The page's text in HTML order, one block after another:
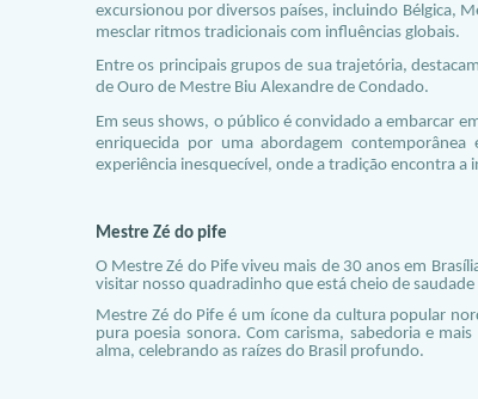
excursionou por diversos países, incluindo Bélgica,
mesclar ritmos tradicionais com influências globais.
Entre os principais grupos de sua trajetória,
de Ouro de Mestre Biu Alexandre de Condado.
Em seus shows, o público é convidado a embarcar
enriquecida por uma abordagem
experiência inesquecível, onde a tradição encontra a
Mestre Zé do pife
O Mestre Zé do Pife viveu mais de 30 anos em
visitar nosso quadradinho que está cheio de
Mestre Zé do Pife é um ícone da cultura popular
pura poesia sonora. Com carisma, sabedoria e
alma, celebrando as raízes do Brasil profundo.